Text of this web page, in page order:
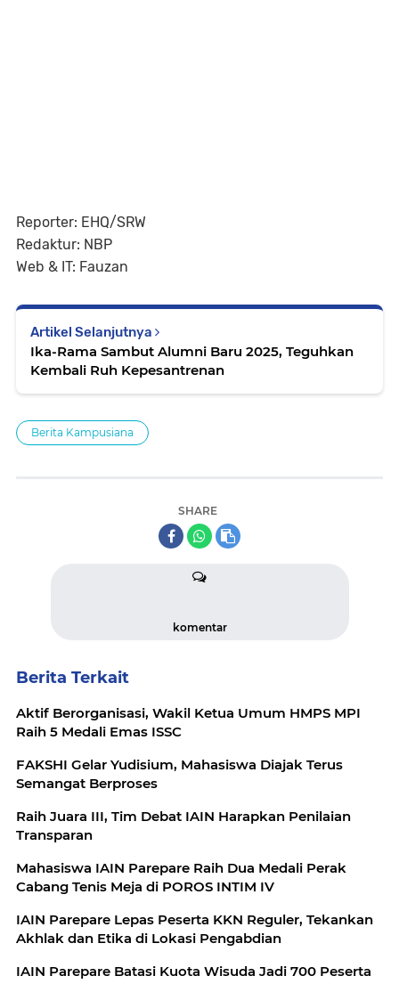
Reporter: EHQ/SRW
Redaktur: NBP
Web & IT: Fauzan
Artikel Selanjutnya
Ika-Rama Sambut Alumni Baru 2025, Teguhkan
Kembali Ruh Kepesantrenan
Berita Kampusiana
SHARE
komentar
Berita Terkait
Aktif Berorganisasi, Wakil Ketua Umum HMPS MPI
Raih 5 Medali Emas ISSC
FAKSHI Gelar Yudisium, Mahasiswa Diajak Terus
Semangat Berproses
Raih Juara III, Tim Debat IAIN Harapkan Penilaian
Transparan
Mahasiswa IAIN Parepare Raih Dua Medali Perak
Cabang Tenis Meja di POROS INTIM IV
IAIN Parepare Lepas Peserta KKN Reguler, Tekankan
Akhlak dan Etika di Lokasi Pengabdian
IAIN Parepare Batasi Kuota Wisuda Jadi 700 Peserta